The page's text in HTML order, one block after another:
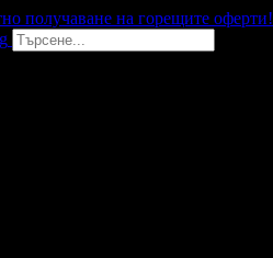
получаване на горещите оферти!